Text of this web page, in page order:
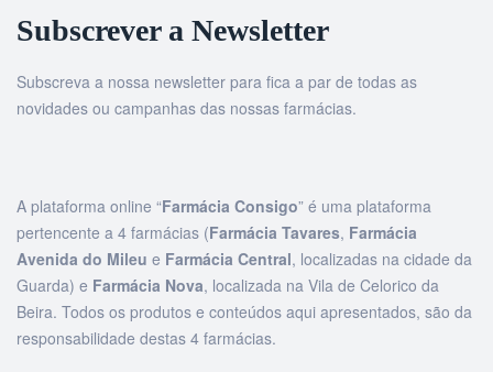
Subscrever a Newsletter
Subscreva a nossa newsletter para fica a par de todas as
novidades ou campanhas das nossas farmácias.
A plataforma online “Farmácia Consigo” é uma plataforma
pertencente a 4 farmácias (Farmácia Tavares, Farmácia
Avenida do Mileu e Farmácia Central, localizadas na cidade da
Guarda) e Farmácia Nova, localizada na Vila de Celorico da
Beira. Todos os produtos e conteúdos aqui apresentados, são da
responsabilidade destas 4 farmácias.